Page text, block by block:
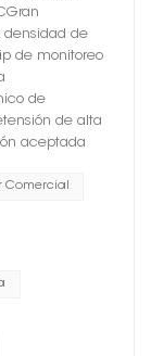
de
de monitoreo
de
de alta
aceptada
Comercial